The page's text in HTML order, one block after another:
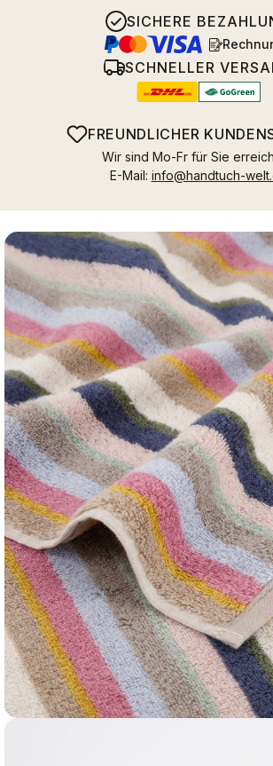
SICHERE
SCHNELLER
FREUNDLICHER
Wir sind Mo-Fr für Sie
E-Mail: info@handtuch-